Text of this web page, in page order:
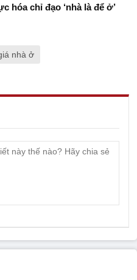
hóa chỉ đạo ‘nhà là để ở’
nhà ở